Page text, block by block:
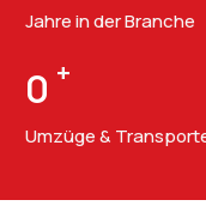
Jahre in der Branche
0 +
Umzüge &